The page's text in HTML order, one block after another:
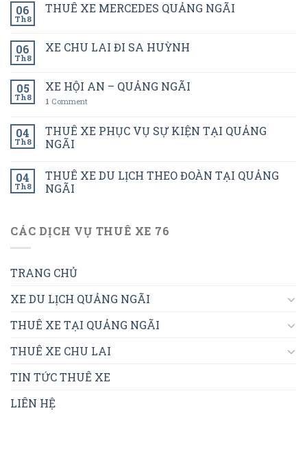
06
Th8
THUÊ XE MERCEDES QUẢNG NGÃI
06
Th8
XE CHU LAI ĐI SA HUỲNH
05
Th8
XE HỘI AN – QUẢNG NGÃI
1 Comment
04
Th8
THUÊ XE PHỤC VỤ SỰ KIỆN TẠI QUẢNG
NGÃI
04
Th8
THUÊ XE DU LỊCH THEO ĐOÀN TẠI QUẢNG
NGÃI
CÁC DỊCH VỤ THUÊ XE 76
TRANG CHỦ
XE DU LỊCH QUẢNG NGÃI
THUÊ XE TẠI QUẢNG NGÃI
THUÊ XE CHU LAI
TIN TỨC THUÊ XE
LIÊN HỆ